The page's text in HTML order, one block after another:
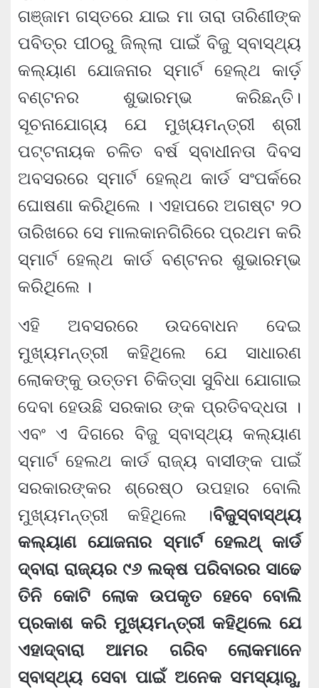
ଗଞ୍ଜାମ ଗସ୍ତରେ ଯାଇ ମା ତାରା ତାରିଣୀଙ୍କ
ପବିତ୍ର ପୀଠରୁ ଜିଲ୍ଲା ପାଇଁ ବିଜୁ ସ୍ବାସ୍ଥ୍ୟ
କଲ୍ୟାଣ ଯୋଜନାର ସ୍ମାର୍ଟ ହେଲ୍‌ଥ କାର୍ଡ଼
ବଣ୍ଟନର ଶୁଭାରମ୍ଭ କରିଛନ୍ତି।
ସୂଚନାଯୋଗ୍ୟ ଯେ ମୁଖ୍ୟମନ୍ତ୍ରୀ ଶ୍ରୀ
ପଟ୍ଟନାୟକ ଚଳିତ ବର୍ଷ ସ୍ବାଧୀନତା ଦିବସ
ଅବସରରେ ସ୍ମାର୍ଟ ହେଲ୍‌ଥ କାର୍ଡ ସଂପର୍କରେ
ଘୋଷଣା କରିଥିଲେ । ଏହାପରେ ଅଗଷ୍ଟ ୨୦
ତାରିଖରେ ସେ ମାଲକାନଗିରିରେ ପ୍ରଥମ କରି
ସ୍ମାର୍ଟ ହେଲ୍‌ଥ କାର୍ଡ ବଣ୍ଟନର ଶୁଭାରମ୍ଭ
କରିଥିଲେ ।
ଏହି ଅବସରରେ ଉଦବୋଧନ ଦେଇ
ମୁଖ୍ୟମନ୍ତ୍ରୀ କହିଥିଲେ ଯେ ସାଧାରଣ
ଲୋକଙ୍କୁ ଉତ୍ତମ ଚିକିତ୍ସା ସୁବିଧା ଯୋଗାଇ
ଦେବା ହେଉଛି ସରକାର ଙ୍କ ପ୍ରତିବଦ୍ଧତା ।
ଏବଂ ଏ ଦିଗରେ ବିଜୁ ସ୍ବାସ୍ଥ୍ୟ କଲ୍ୟାଣ
ସ୍ମାର୍ଟ ହେଲଥ କାର୍ଡ ରାଜ୍ୟ ବାସୀଙ୍କ ପାଇଁ
ସରକାରଙ୍କର ଶ୍ରେଷ୍ଠ ଉପହାର ବୋଲି
ମୁଖ୍ୟମନ୍ତ୍ରୀ କହିଥିଲେ ।ବିଜୁସ୍ବାସ୍ଥ୍ୟ
କଲ୍ୟାଣ ଯୋଜନାର ସ୍ମାର୍ଟ ହେଲଥ୍ କାର୍ଡ
ଦ୍ବାରା ରାଜ୍ୟର ୯୬ ଲକ୍ଷ ପରିବାରର ସାଢେ
ତିନି କୋଟି ଲୋକ ଉପକୃତ ହେବେ ବୋଲି
ପ୍ରକାଶ କରି ମୁଖ୍ୟମନ୍ତ୍ରୀ କହିଥିଲେ ଯେ
ଏହାଦ୍ବାରା ଆମର ଗରିବ ଲୋକମାନେ
ସ୍ବାସ୍ଥ୍ୟ ସେବା ପାଇଁ ଅନେକ ସମସ୍ୟାରୁ,